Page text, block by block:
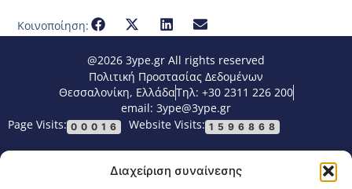
Διαχείριση συναίνεσης
Κοινοποίηση:
@2026 3ype.gr All rights reserved
Πολιτική Προστασίας Δεδομένων
Θεσσαλονίκη, ΕλλάδαΤηλ: +30 2311 226 200
email: 3ype@3ype.gr
Page Visits: 00016 Website Visits: 1596868